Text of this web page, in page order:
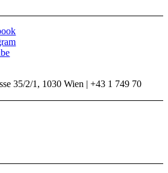
35/2/1, 1030 Wien | +43 1 749 70